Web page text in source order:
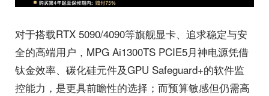
对于搭载RTX 5090/4090等旗舰显卡、追求稳定与安
全的高端用户，MPG Ai1300TS PCIE5月神电源凭借
钛金效率、碳化硅元件及GPU Safeguard+的软件监
控能力，是更具前瞻性的选择；而预算敏感但仍需高